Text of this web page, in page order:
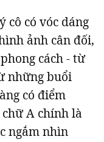
cô có vóc dáng
ảnh cân đối,
cách - từ
những buổi
có điểm
A chính là
ngắm nhìn